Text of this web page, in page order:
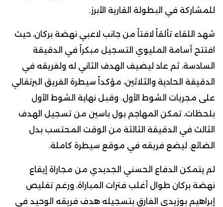
للمشاركة في البطولة القارية الأبرز.
شهد اللقاء تألقاً لافتاً من جانب لاعبي نهضة بركان، حيث
افتتح أسامة المليوي التسجيل مبكراً في الدقيقة
السادسة، ثم عاد ليضيف الهدف الثاني له ولفريقه في
الدقيقة الحادية والثلاثين، مؤكداً سيطرة الفريق البرتقالي
على مجريات الشوط الأول. وقبل نهاية الشوط الأول
بلحظات، تمكن المهاجم بول باسين من تسجيل الهدف
الثالث في الدقيقة الثالثة من الوقت المحتسب بدل
الضائع، ليضع فريقه في موقع سيطرة كاملة.
لم يتمكن الدفاع الحسني الجديدي من مجاراة إيقاع
نهضة بركان طوال أغلب فترات المباراة، ورغم تقليص
إبراهيم بوزيدي الفارق بتسجيله هدف فريقه الوحيد في